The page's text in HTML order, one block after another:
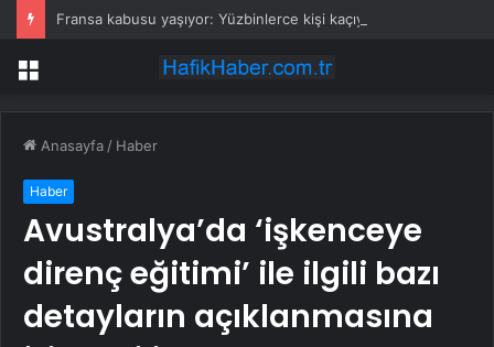
Menü
Anasayfa / Haber
Haber
Avustralya’da ‘işkenceye
direnç eğitimi’ ile ilgili bazı
detayların açıklanmasına